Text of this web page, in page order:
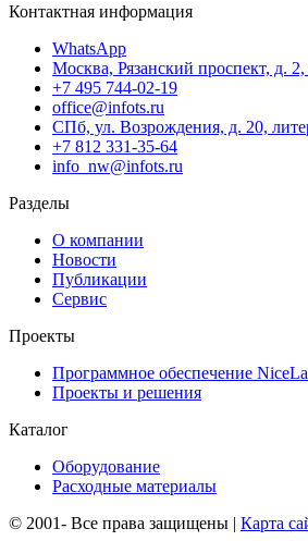
Контактная информация
WhatsApp
Москва, Рязанский проспект, д. 2,
+7 495 744-02-19
office@infots.ru
СПб, ул. Возрождения, д. 20,
+7 812 331-35-64
info_nw@infots.ru
Разделы
О компании
Новости
Публикации
Сервис
Проекты
Программное обеспечение
Проекты и решения
Каталог
Оборудование
Расходные материалы
© 2001- Все права защищены | Карта